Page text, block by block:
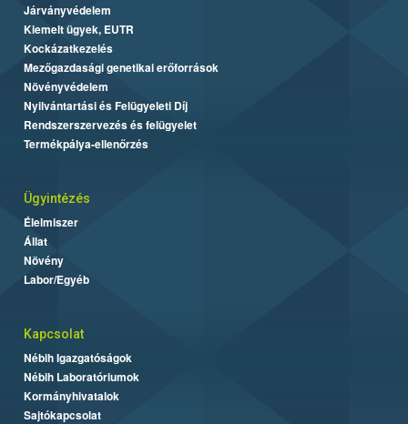
Járványvédelem
Kiemelt ügyek, EUTR
Kockázatkezelés
Mezőgazdasági genetikai erőforrások
Növényvédelem
Nyilvántartási és Felügyeleti Díj
Rendszerszervezés és felügyelet
Termékpálya-ellenőrzés
Ügyintézés
Élelmiszer
Állat
Növény
Labor/Egyéb
Kapcsolat
Nébih Igazgatóságok
Nébih Laboratóriumok
Kormányhivatalok
Sajtókapcsolat